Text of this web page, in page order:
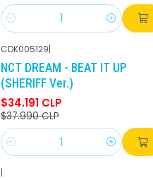
Cantidad
-10%DCTO
CDK005129|
NCT DREAM - BEAT IT UP
(SHERIFF Ver.)
$34.191 CLP
$37.990 CLP
Cantidad
|